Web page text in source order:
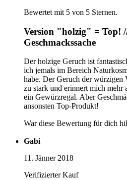
Bewertet mit 5 von 5 Sternen.
Version "holzig" = Top!
Geschmackssache
Der holzige Geruch ist
ich jemals im Bereich
habe. Der Geruch der würzigen
zu stark und erinnert mich mehr
ein Gewürzregal. Aber
ansonsten Top-Produkt!
War diese Bewertung für dich
Gabi
11. Jänner 2018
Verifizierter Kauf